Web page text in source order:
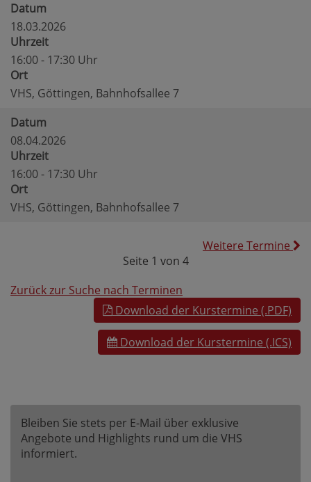
Datum
18.03.2026
Uhrzeit
16:00 - 17:30 Uhr
Ort
VHS, Göttingen, Bahnhofsallee 7
Datum
08.04.2026
Uhrzeit
16:00 - 17:30 Uhr
Ort
VHS, Göttingen, Bahnhofsallee 7
Weitere Termine
Seite 1 von 4
Zurück zur Suche nach Terminen
Download der Kurstermine (.PDF)
Download der Kurstermine (.ICS)
Bleiben Sie stets per E-Mail über exklusive
Angebote und Highlights rund um die VHS
informiert.